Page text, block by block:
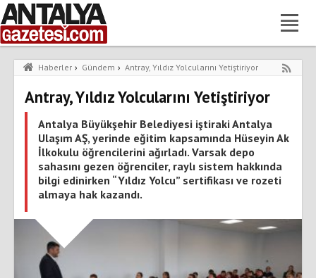
Haberler › Gündem › Antray, Yıldız Yolcularını Yetiştiriyor
Antray, Yıldız Yolcularını Yetiştiriyor
Antalya Büyükşehir Belediyesi iştiraki Antalya
Ulaşım AŞ, yerinde eğitim kapsamında Hüseyin Ak
İlkokulu öğrencilerini ağırladı. Varsak depo
sahasını gezen öğrenciler, raylı sistem hakkında
bilgi edinirken “Yıldız Yolcu” sertifikası ve rozeti
almaya hak kazandı.